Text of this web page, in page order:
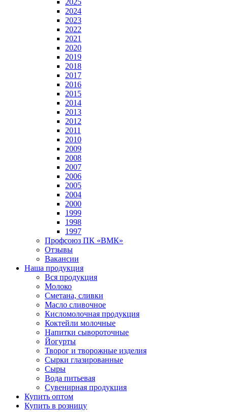
2025
2024
2023
2022
2021
2020
2019
2018
2017
2016
2015
2014
2013
2012
2011
2010
2009
2008
2007
2006
2005
2004
2000
1999
1998
1997
Профсоюз ПК «ВМК»
Отзывы
Вакансии
Наша продукция
Вся продукция
Молоко
Сметана, сливки
Масло сливочное
Кисломолочная продукция
Коктейли молочные
Напитки сывороточные
Йогурты
Творог и творожные изделия
Сырки глазированные
Сыры
Вода питьевая
Сувенирная продукция
Купить оптом
Купить в розницу